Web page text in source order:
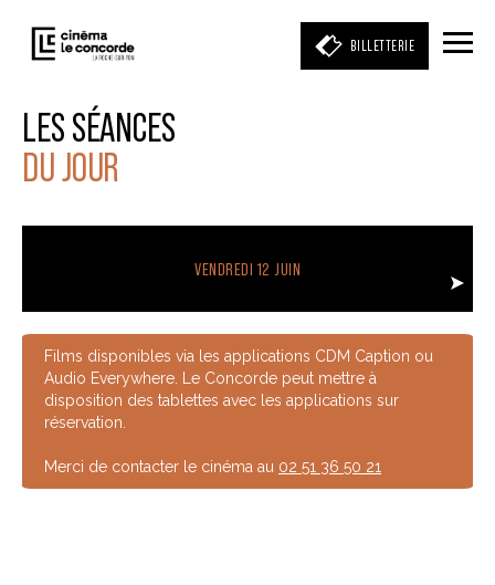
BILLETTERIE
Entrez votre mot clé
LES SÉANCES
DU JOUR
VENDREDI 12 JUIN
Films disponibles via les applications CDM Caption ou
Audio Everywhere. Le Concorde peut mettre à
disposition des tablettes avec les applications sur
réservation.
Merci de contacter le cinéma au 02 51 36 50 21